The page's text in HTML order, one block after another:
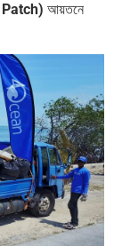
Patch) আয়তনে